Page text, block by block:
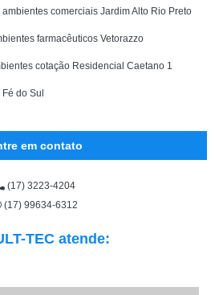
comerciais Jardim Alto Rio Preto
farmacêuticos Vetorazzo
cotação Residencial Caetano 1
do Sul
em contato
(17) 3223-4204
(17) 99634-6312
TEC atende: